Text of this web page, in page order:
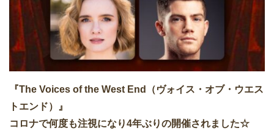
『The Voices of the West End（ヴォイス・オブ・ウエス
トエンド）』
コロナで何度も注視になり4年ぶりの開催されました☆